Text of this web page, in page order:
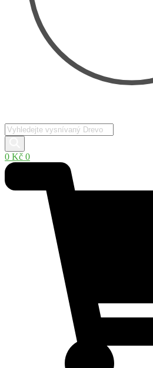
Products
search
0 Kč 0